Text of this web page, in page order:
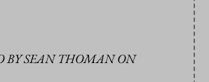
BY SEAN THOMAN ON